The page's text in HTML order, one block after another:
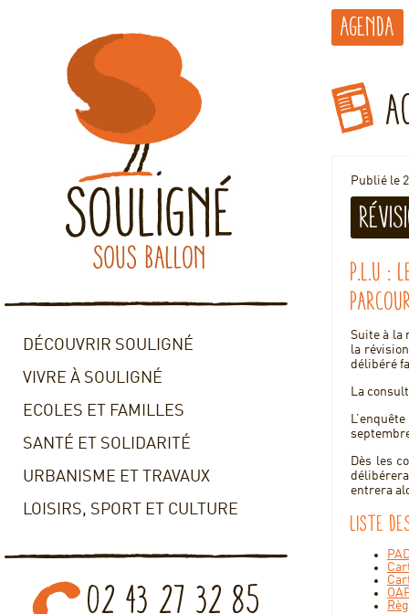
DÉCOUVRIR SOULIGNÉ
VIVRE À SOULIGNÉ
ECOLES ET FAMILLES
SANTÉ ET SOLIDARITÉ
URBANISME ET TRAVAUX
LOISIRS, SPORT ET CULTURE
Agenda
Publié le
P.L.U
Suite à la
la
délibéré
La
Dès les
entrera
Liste